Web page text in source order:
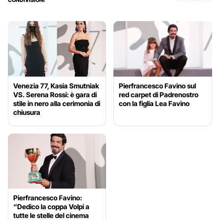
Venezia 77, Kasia Smutniak
VS. Serena Rossi: è gara di
stile in nero alla cerimonia di
chiusura
Pierfrancesco Favino sul
red carpet di Padrenostro
con la figlia Lea Favino
Pierfrancesco Favino:
“Dedico la coppa Volpi a
tutte le stelle del cinema